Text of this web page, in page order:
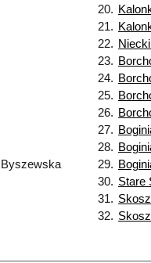
20.
21.
22.
23.
24.
25.
26.
27.
28.
Byszewska
29.
30. Stare
31.
32.